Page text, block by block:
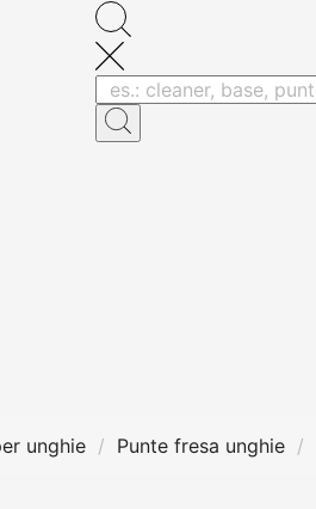
unghie Punte fresa unghie